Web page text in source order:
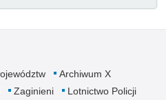
Archiwum X
Zaginieni
Lotnictwo Policji